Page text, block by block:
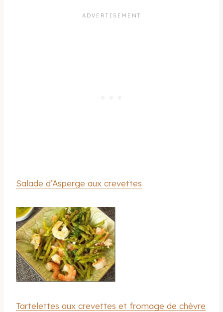
Salade d’Asperge aux crevettes
Tartelettes aux crevettes et fromage de chèvre